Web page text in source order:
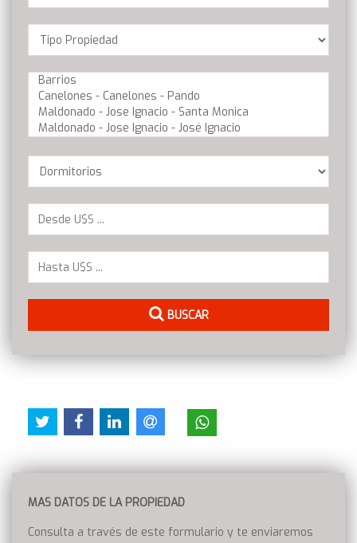
Location
Barrios
Dormitorios
BUSCAR
MAS DATOS DE LA PROPIEDAD
Consulta a través de este formulario y te enviaremos